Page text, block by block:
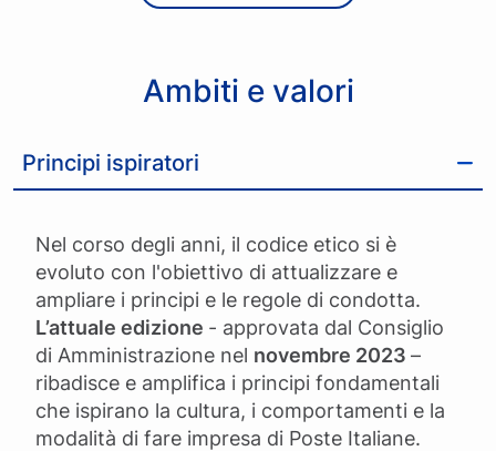
Ambiti e valori
Principi ispiratori
Nel corso degli anni, il codice etico si è
evoluto con l'obiettivo di attualizzare e
ampliare i principi e le regole di condotta.
L’attuale edizione - approvata dal Consiglio
di Amministrazione nel novembre 2023 –
ribadisce e amplifica i principi fondamentali
che ispirano la cultura, i comportamenti e la
modalità di fare impresa di Poste Italiane.